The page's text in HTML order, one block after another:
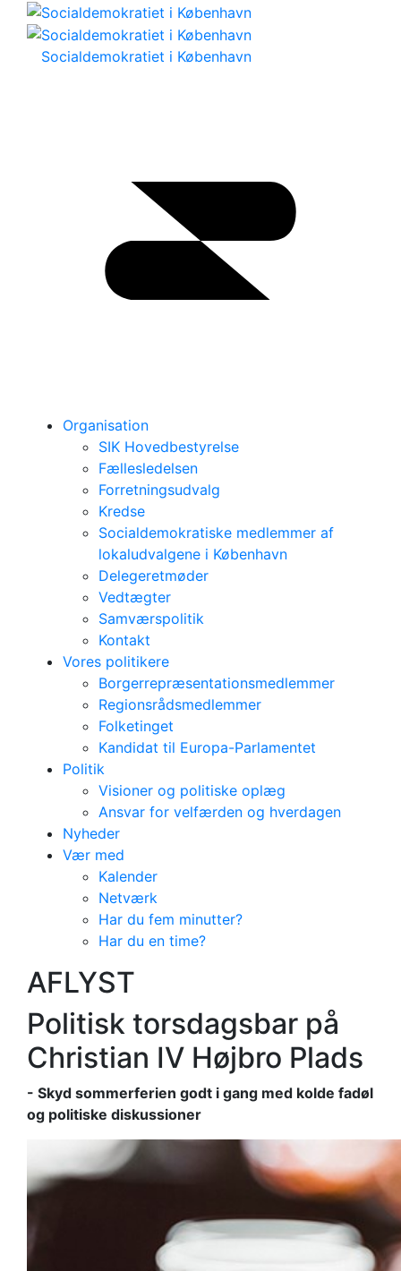
Socialdemokratiet i København
Organisation
SIK Hovedbestyrelse
Fællesledelsen
Forretningsudvalg
Kredse
Socialdemokratiske medlemmer af
lokaludvalgene i København
Delegeretmøder
Vedtægter
Samværspolitik
Kontakt
Vores politikere
Borgerrepræsentationsmedlemmer
Regionsrådsmedlemmer
Folketinget
Kandidat til Europa-Parlamentet
Politik
Visioner og politiske oplæg
Ansvar for velfærden og hverdagen
Nyheder
Vær med
Kalender
Netværk
Har du fem minutter?
Har du en time?
AFLYST
Politisk torsdagsbar på
Christian IV Højbro Plads
- Skyd sommerferien godt i gang med kolde fadøl
og politiske diskussioner